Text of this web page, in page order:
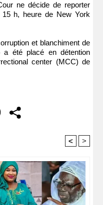
ne décide de reporter
15 h, heure de New York
et blanchiment de
a été placé en détention
center (MCC) de
< >